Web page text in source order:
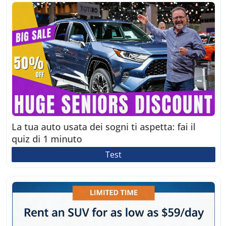
La tua auto usata dei sogni ti aspetta: fai il
quiz di 1 minuto
Test